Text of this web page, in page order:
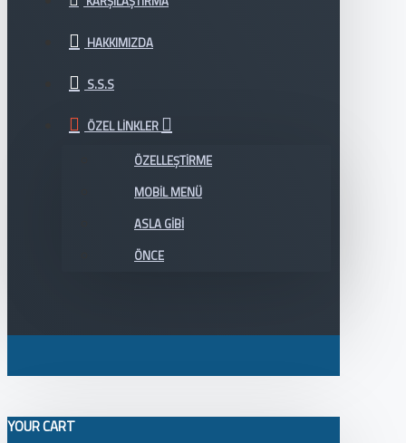
HAKKIMIZDA
S.S.S
ÖZEL LINKLER
ÖZELLEŞTIRME
MOBIL MENÜ
ASLA GIBI
ÖNCE
YOUR CART